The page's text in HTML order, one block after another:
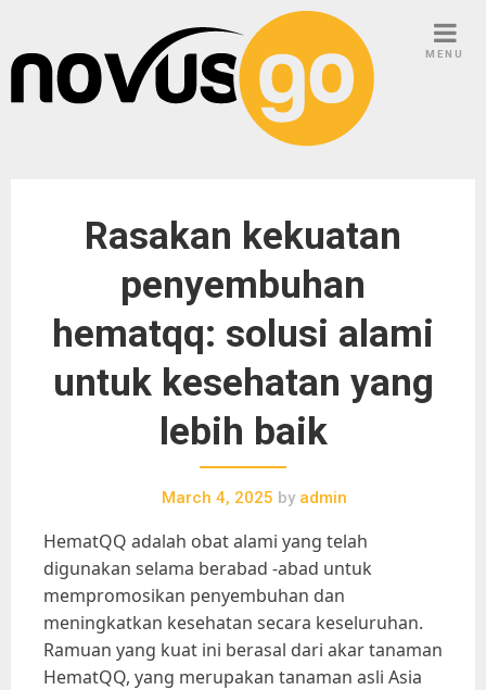
content
MENU
Rasakan kekuatan
penyembuhan
hematqq: solusi alami
untuk kesehatan yang
lebih baik
March 4, 2025 byadmin
HematQQ adalah obat alami yang telah
digunakan selama berabad -abad untuk
mempromosikan penyembuhan dan
meningkatkan kesehatan secara keseluruhan.
Ramuan yang kuat ini berasal dari akar tanaman
HematQQ, yang merupakan tanaman asli Asia